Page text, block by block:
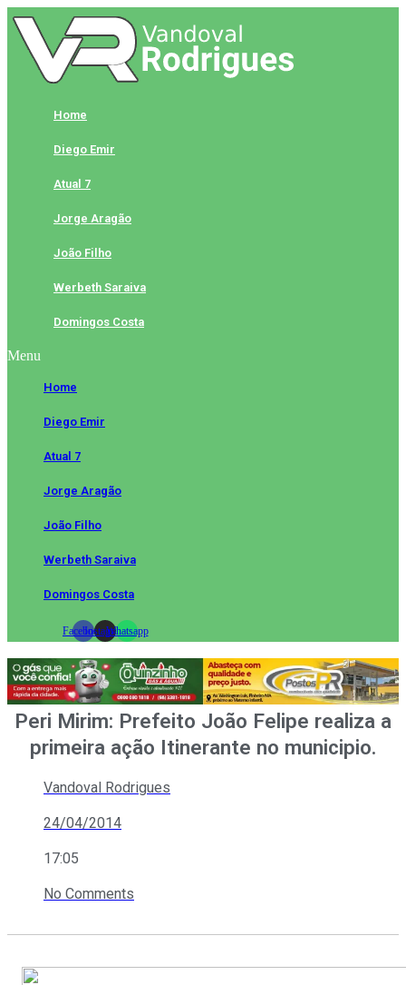
Skip
to
content
Home
Diego Emir
Atual 7
Jorge Aragão
João Filho
Werbeth Saraiva
Domingos Costa
Menu
Home
Diego Emir
Atual 7
Jorge Aragão
João Filho
Werbeth Saraiva
Domingos Costa
FacebookInstagramWhatsapp
Peri Mirim: Prefeito João Felipe realiza a
primeira ação Itinerante no municipio.
Vandoval Rodrigues
24/04/2014
17:05
No Comments